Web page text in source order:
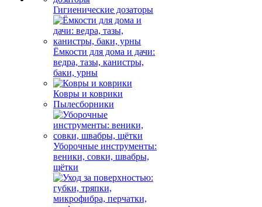
Гигиенические дозаторы
Ёмкости для дома и дачи:
ведра, тазы, канистры,
баки, урны
Ковры и коврики
Пылесборники
Уборочные инструменты:
веники, совки, швабры,
щётки